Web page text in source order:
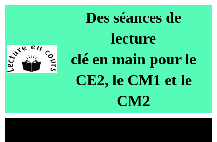
Des séances de
lecture
clé en main pour le
CE2, le CM1 et le
CM2